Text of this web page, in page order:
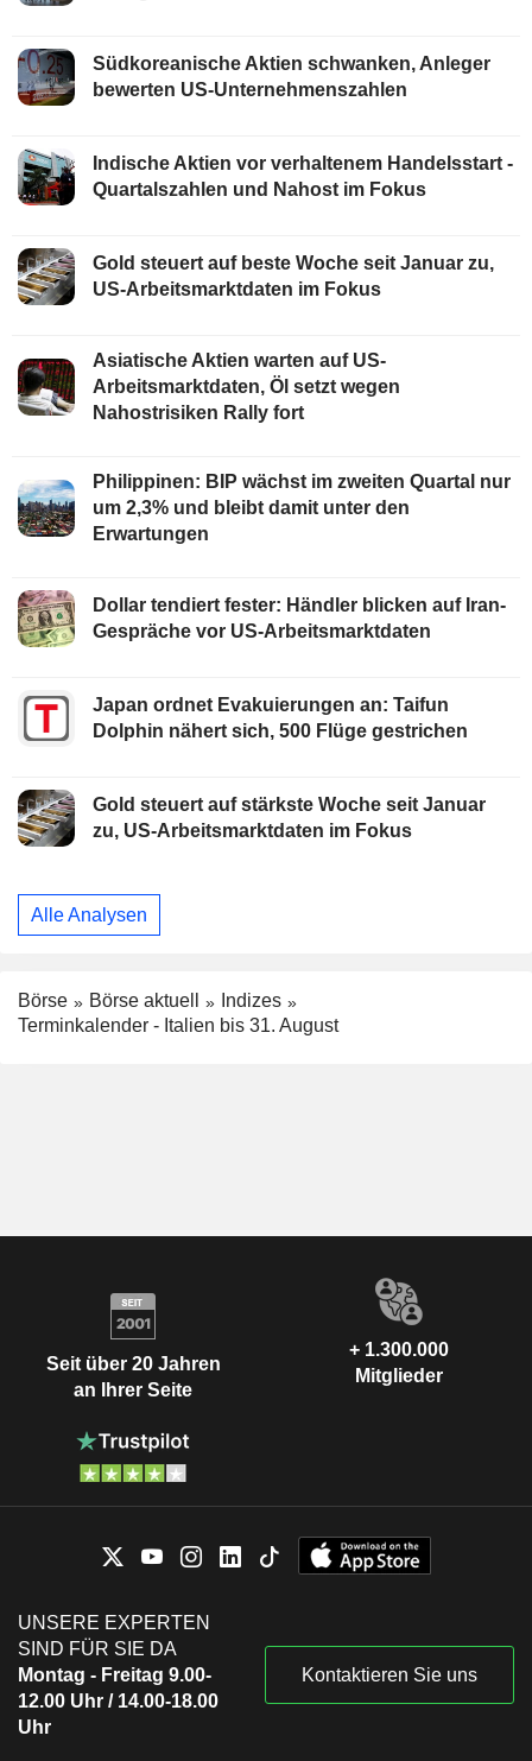
Südkoreanische Aktien schwanken, Anleger
bewerten US-Unternehmenszahlen
Indische Aktien vor verhaltenem Handelsstart -
Quartalszahlen und Nahost im Fokus
Gold steuert auf beste Woche seit Januar zu,
US-Arbeitsmarktdaten im Fokus
Asiatische Aktien warten auf US-
Arbeitsmarktdaten, Öl setzt wegen
Nahostrisiken Rally fort
Philippinen: BIP wächst im zweiten Quartal nur
um 2,3% und bleibt damit unter den
Erwartungen
Dollar tendiert fester: Händler blicken auf Iran-
Gespräche vor US-Arbeitsmarktdaten
Japan ordnet Evakuierungen an: Taifun
Dolphin nähert sich, 500 Flüge gestrichen
Gold steuert auf stärkste Woche seit Januar
zu, US-Arbeitsmarktdaten im Fokus
Alle Analysen
Börse Börse aktuell
Indizes
Terminkalender - Italien bis 31. August
Seit über 20 Jahren
an Ihrer Seite
+ 1.300.000
Mitglieder
UNSERE EXPERTEN
SIND FÜR SIE DA
Montag - Freitag 9.00-
12.00 Uhr / 14.00-18.00
Uhr
Kontaktieren Sie uns